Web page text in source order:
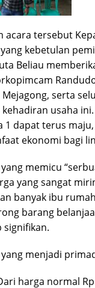
tersebut
kebetulan
Beliau
serta
usaha
1 dapat terus
ekonomi bagi
memicu
yang sangat
banyak ibu
barang
signifikan.
menjadi
harga normal